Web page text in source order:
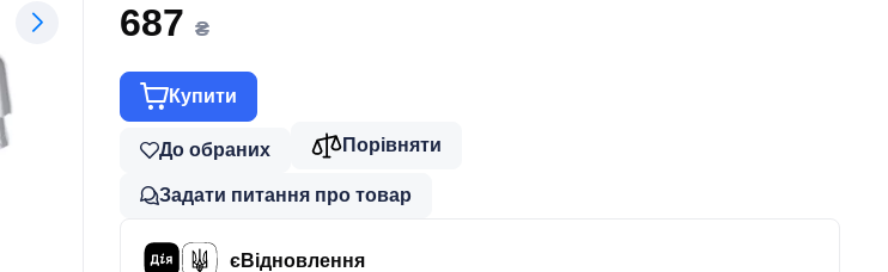
687 ₴
Купити
До обраних Порівняти
Задати питання про товар
єВідновлення